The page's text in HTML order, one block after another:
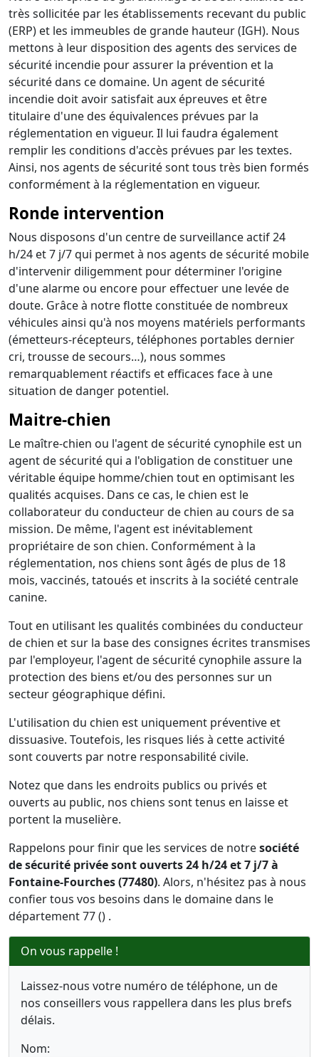
très sollicitée par les établissements recevant du public
(ERP) et les immeubles de grande hauteur (IGH). Nous
mettons à leur disposition des agents des services de
sécurité incendie pour assurer la prévention et la
sécurité dans ce domaine. Un agent de sécurité
incendie doit avoir satisfait aux épreuves et être
titulaire d'une des équivalences prévues par la
réglementation en vigueur. Il lui faudra également
remplir les conditions d'accès prévues par les textes.
Ainsi, nos agents de sécurité sont tous très bien formés
conformément à la réglementation en vigueur.
Ronde intervention
Nous disposons d'un centre de surveillance actif 24
h/24 et 7 j/7 qui permet à nos agents de sécurité mobile
d'intervenir diligemment pour déterminer l'origine
d'une alarme ou encore pour effectuer une levée de
doute. Grâce à notre flotte constituée de nombreux
véhicules ainsi qu'à nos moyens matériels performants
(émetteurs-récepteurs, téléphones portables dernier
cri, trousse de secours…), nous sommes
remarquablement réactifs et efficaces face à une
situation de danger potentiel.
Maitre-chien
Le maître-chien ou l'agent de sécurité cynophile est un
agent de sécurité qui a l'obligation de constituer une
véritable équipe homme/chien tout en optimisant les
qualités acquises. Dans ce cas, le chien est le
collaborateur du conducteur de chien au cours de sa
mission. De même, l'agent est inévitablement
propriétaire de son chien. Conformément à la
réglementation, nos chiens sont âgés de plus de 18
mois, vaccinés, tatoués et inscrits à la société centrale
canine.
Tout en utilisant les qualités combinées du conducteur
de chien et sur la base des consignes écrites transmises
par l'employeur, l'agent de sécurité cynophile assure la
protection des biens et/ou des personnes sur un
secteur géographique défini.
L'utilisation du chien est uniquement préventive et
dissuasive. Toutefois, les risques liés à cette activité
sont couverts par notre responsabilité civile.
Notez que dans les endroits publics ou privés et
ouverts au public, nos chiens sont tenus en laisse et
portent la muselière.
Rappelons pour finir que les services de notresociété
de sécurité privée sont ouverts 24 h/24 et 7 j/7 à
Fontaine-Fourches (77480). Alors, n'hésitez pas à nous
confier tous vos besoins dans le domaine dans le
département 77 () .
On vous rappelle !
Laissez-nous votre numéro de téléphone, un de
nos conseillers vous rappellera dans les plus brefs
délais.
Nom: